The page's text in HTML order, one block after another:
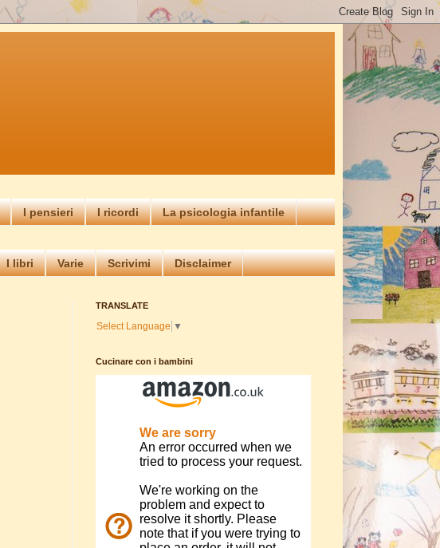
I pensieri I ricordi La psicologia infantile
I libri Varie Scrivimi Disclaimer
TRANSLATE
Select Language ▼
Cucinare con i bambini